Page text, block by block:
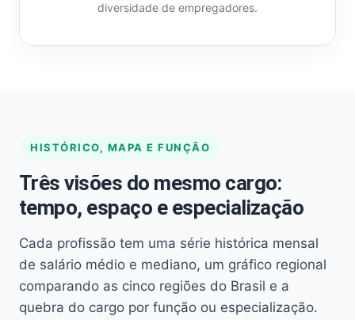
diversidade de empregadores.
HISTÓRICO, MAPA E FUNÇÃO
Três visões do mesmo cargo:
tempo, espaço e especialização
Cada profissão tem uma série histórica mensal
de salário médio e mediano, um gráfico regional
comparando as cinco regiões do Brasil e a
quebra do cargo por função ou especialização.